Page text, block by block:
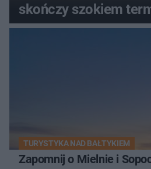
skończy szokiem
TURYSTYKA NAD BAŁTYKIEM
Zapomnij o Mielnie i